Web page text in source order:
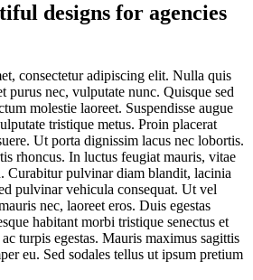
designs for agencies
consectetur adipiscing elit. Nulla quis
purus nec, vulputate nunc. Quisque sed
molestie laoreet. Suspendisse augue
tristique metus. Proin placerat
Ut porta dignissim lacus nec lobortis.
rhoncus. In luctus feugiat mauris, vitae
pulvinar diam blandit, lacinia
pulvinar vehicula consequat. Ut vel
nec, laoreet eros. Duis egestas
habitant morbi tristique senectus et
turpis egestas. Mauris maximus sagittis
eu. Sed sodales tellus ut ipsum pretium